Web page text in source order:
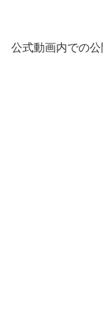
公式動画内での公